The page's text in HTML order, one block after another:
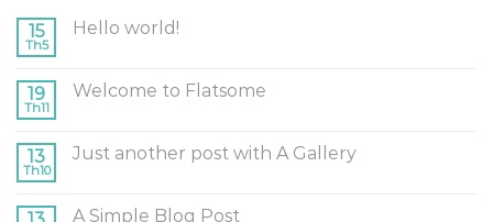
15
Th5
Hello world!
19
Th11
Welcome to Flatsome
13
Th10
Just another post with A Gallery
A Simple Blog Post